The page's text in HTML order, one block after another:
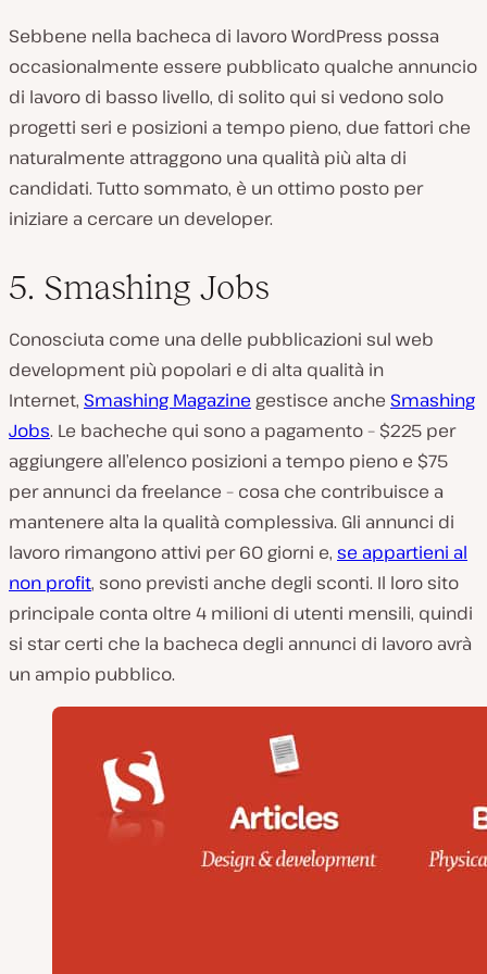
Sebbene nella bacheca di lavoro WordPress possa
occasionalmente essere pubblicato qualche annuncio
di lavoro di basso livello, di solito qui si vedono solo
progetti seri e posizioni a tempo pieno, due fattori che
naturalmente attraggono una qualità più alta di
candidati. Tutto sommato, è un ottimo posto per
iniziare a cercare un developer.
5. Smashing Jobs
Conosciuta come una delle pubblicazioni sul web
development più popolari e di alta qualità in
Internet, Smashing Magazine gestisce anche Smashing
Jobs. Le bacheche qui sono a pagamento – $225 per
aggiungere all’elenco posizioni a tempo pieno e $75
per annunci da freelance – cosa che contribuisce a
mantenere alta la qualità complessiva. Gli annunci di
lavoro rimangono attivi per 60 giorni e, se appartieni al
non profit, sono previsti anche degli sconti. Il loro sito
principale conta oltre 4 milioni di utenti mensili, quindi
si star certi che la bacheca degli annunci di lavoro avrà
un ampio pubblico.